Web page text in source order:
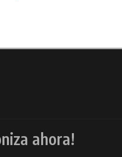
ahora!